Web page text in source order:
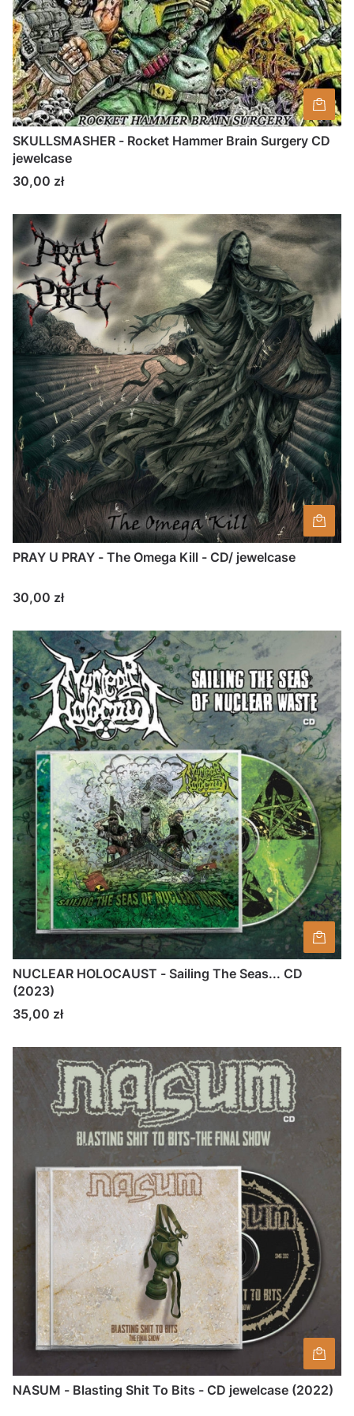
SKULLSMASHER - Rocket Hammer Brain Surgery CD
jewelcase
Cena
30,00 zł
PRAY U PRAY - The Omega Kill - CD/ jewelcase
Cena
30,00 zł
NUCLEAR HOLOCAUST - Sailing The Seas... CD
(2023)
Cena
35,00 zł
NASUM - Blasting Shit To Bits - CD jewelcase (2022)